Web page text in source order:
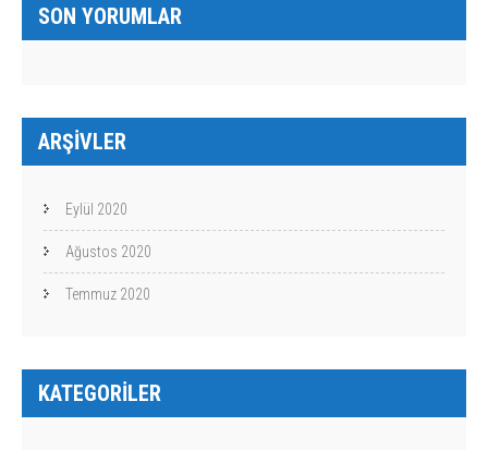
SON YORUMLAR
ARŞIVLER
Eylül 2020
Ağustos 2020
Temmuz 2020
KATEGORILER